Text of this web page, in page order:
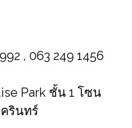
, 063 249 1456
Park ชั้น 1 โซน
รินทร์